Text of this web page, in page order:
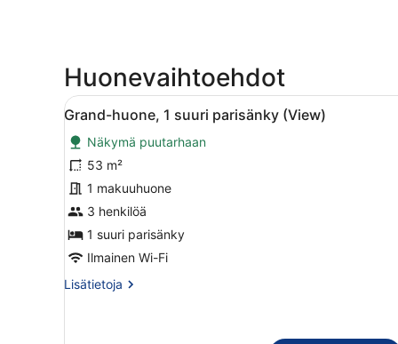
Huonevaihtoehdot
Avaa
kaikki
huonetyypin
Grand-
huone,
1
suuri
parisänky
(View)
kuvat
Moderni hotellihuone,
6
Grand-huone, 1 suuri parisänky (View)
Näkymä puutarhaan
53 m²
1 makuuhuone
3 henkilöä
1 suuri parisänky
Ilmainen Wi-Fi
Lisätietoja
Lisätietoja